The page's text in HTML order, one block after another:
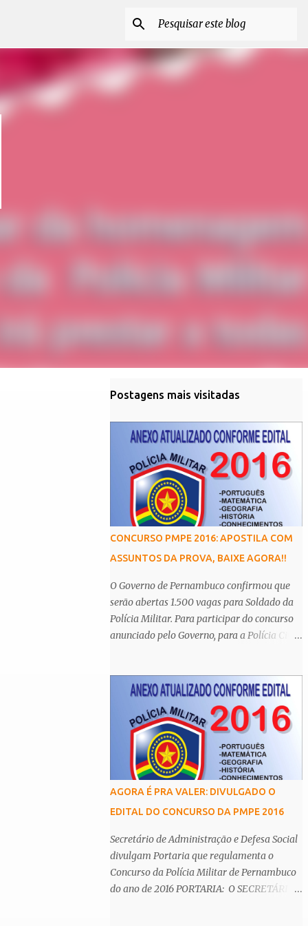
Postagens mais visitadas
CONCURSO PMPE 2016: APOSTILA COM
ASSUNTOS DA PROVA, BAIXE AGORA!!
O Governo de Pernambuco confirmou que
serão abertas 1.500 vagas para Soldado da
Polícia Militar. Para participar do concurso
anunciado pelo Governo, para a Polícia Civil
de Comunicação da Secretaria de Defesa
Social (SDS), os cargos de agente e escrivão
têm como principal requisito a graduação,
assim como de auxiliar de legista, auxiliar
de perito, papiloscopista, médico legista e
perito criminal da Polícia Científica. Esta
determinação é
AGORA É PRA VALER: DIVULGADO O
EDITAL DO CONCURSO DA PMPE 2016
Secretário de Administração e Defesa Social
divulgam Portaria que regulamenta o
Concurso da Polícia Militar de Pernambuco
do ano de 2016 PORTARIA: O SECRETÁRIO